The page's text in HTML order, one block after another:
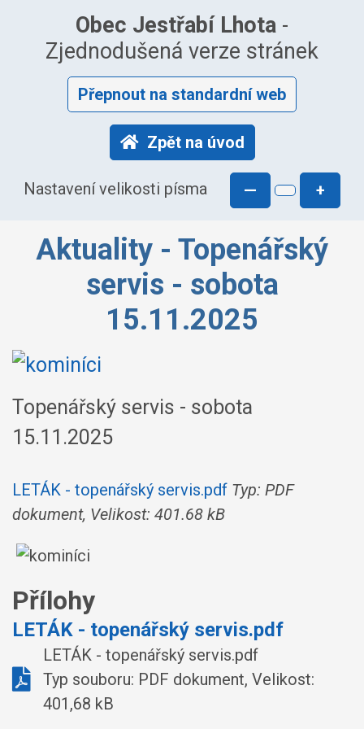
Obec Jestřabí Lhota -
Zjednodušená verze stránek
Přepnout na standardní web
Zpět na úvod
Nastavení velikosti písma — +
Aktuality - Topenářský
servis - sobota
15.11.2025
Topenářský servis - sobota
15.11.2025
LETÁK - topenářský servis.pdf Typ: PDF
dokument, Velikost: 401.68 kB
Přílohy
LETÁK - topenářský servis.pdf
LETÁK - topenářský servis.pdf
Typ souboru: PDF dokument, Velikost:
401,68 kB